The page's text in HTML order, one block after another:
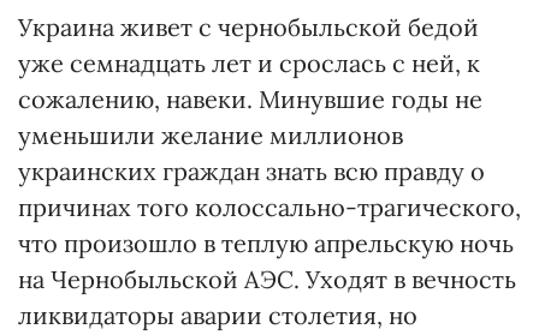
Украина живет с чернобыльской бедой
уже семнадцать лет и срослась с ней, к
сожалению, навеки. Минувшие годы не
уменьшили желание миллионов
украинских граждан знать всю правду о
причинах того колоссально-трагического,
что произошло в теплую апрельскую ночь
на Чернобыльской АЭС. Уходят в вечность
ликвидаторы аварии столетия, но